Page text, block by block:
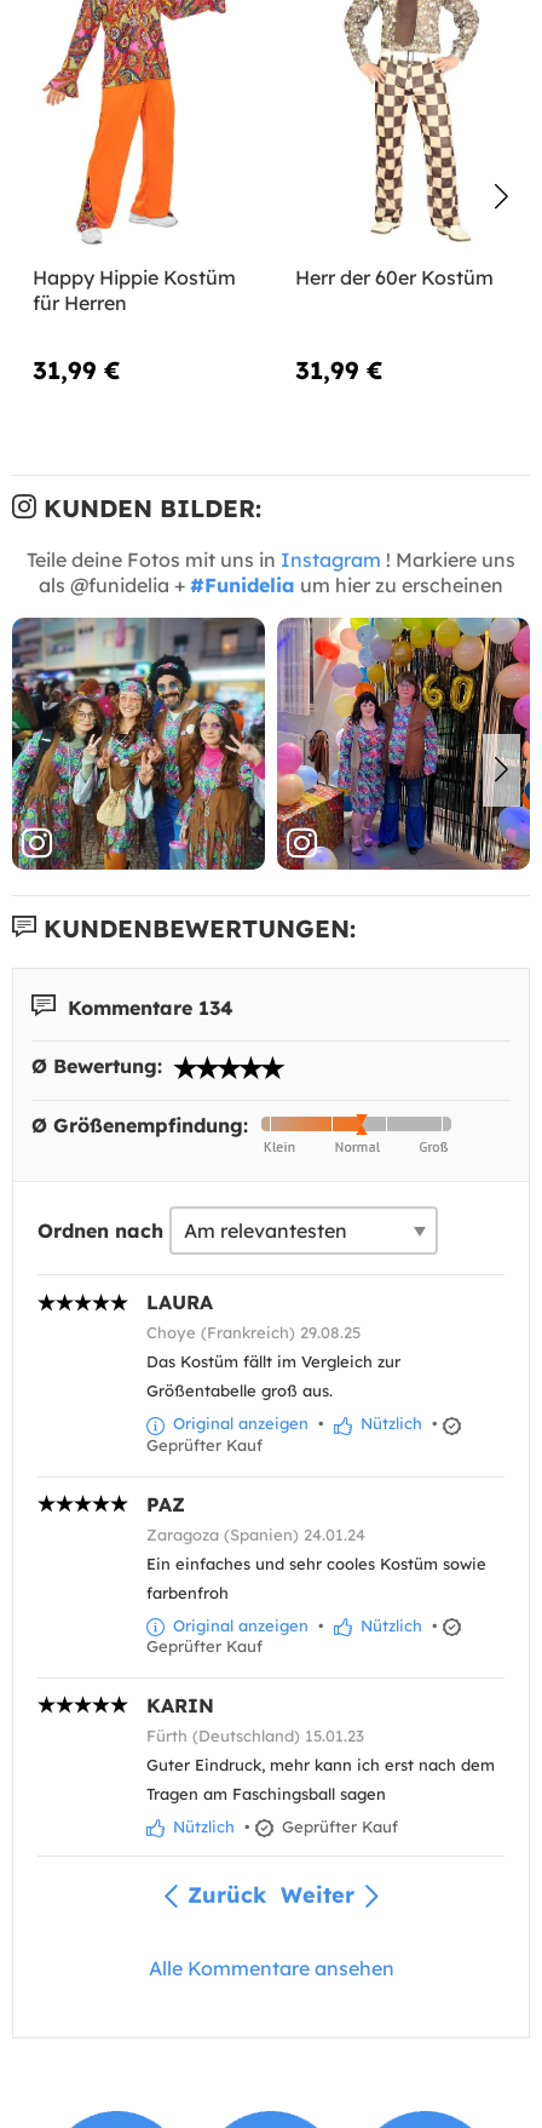
Happy Hippie Kostüm
für Herren
31,99 €
Herr der 60er Kostüm
31,99 €
KUNDEN BILDER:
Teile deine Fotos mit uns in Instagram ! Markiere uns
als @funidelia + #Funidelia um hier zu erscheinen
KUNDENBEWERTUNGEN:
Kommentare 134
Ø Bewertung:
Ø Größenempfindung:
Ordnen nach
LAURA
Choye (Frankreich) 29.08.25
Das Kostüm fällt im Vergleich zur
Größentabelle groß aus.
Original anzeigen • Nützlich •
Geprüfter Kauf
PAZ
Zaragoza (Spanien) 24.01.24
Ein einfaches und sehr cooles Kostüm sowie
farbenfroh
Original anzeigen • Nützlich •
Geprüfter Kauf
KARIN
Fürth (Deutschland) 15.01.23
Guter Eindruck, mehr kann ich erst nach dem
Tragen am Faschingsball sagen
Nützlich • Geprüfter Kauf
Zurück Weiter
Alle Kommentare ansehen